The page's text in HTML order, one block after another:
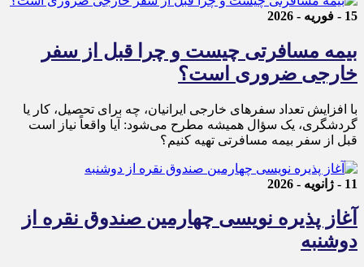
15 - فوریه - 2026
بیمه مسافرتی چیست و چرا قبل از سفر
خارجی ضروری است؟
با افزایش تعداد سفرهای خارجی ایرانیان، چه برای تحصیل، کار یا
گردشگری، یک سؤال همیشه مطرح می‌شود: آیا واقعاً نیاز است
قبل از سفر بیمه مسافرتی تهیه کنیم؟
11 - ژانویه - 2026
آغاز پذیره نویسی چهارمین صندوق نقره از
دوشنبه